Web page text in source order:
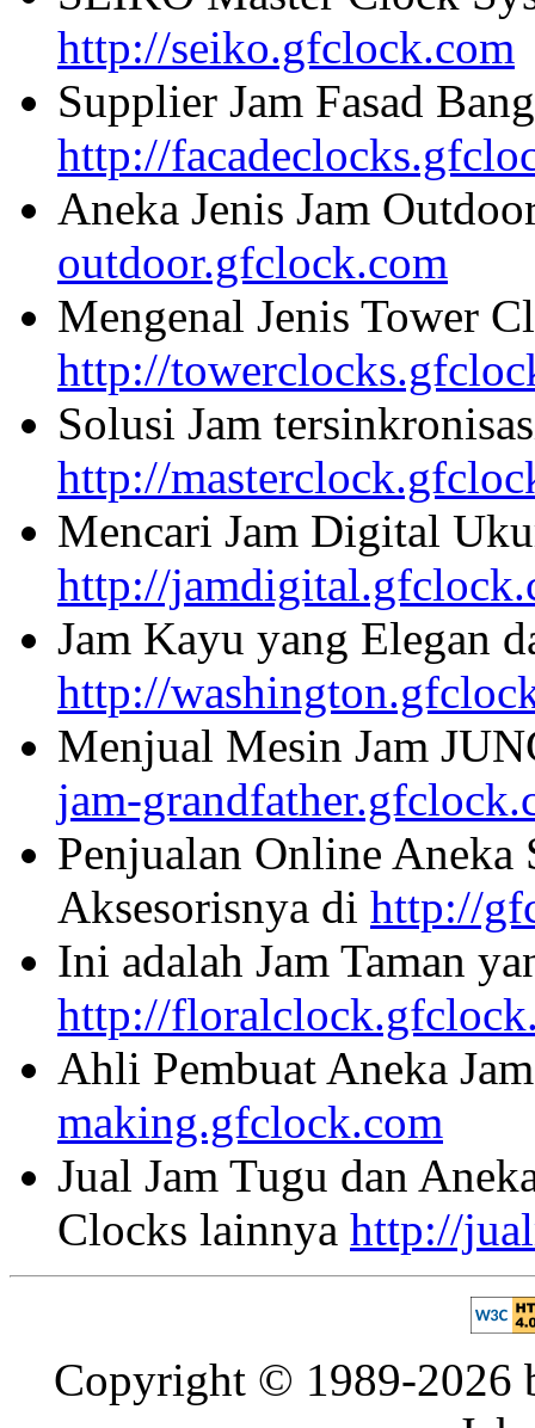
http://seiko.gfclock.com
Supplier Jam Fasad
http://
Aneka Jenis Jam
outdoor.gfclock.com
Mengenal Jenis Tower
http://
Solusi Jam
http://
Mencari Jam Digital
http://
Jam Kayu yang Elegan
http://
Menjual Mesin Jam
jam-
Penjualan Online Aneka
Aksesorisnya di http://
Ini adalah Jam Taman
http://
Ahli Pembuat Aneka
making.gfclock.com
Jual Jam Tugu dan
Clocks lainnya http://
Copyright © 1989-2026